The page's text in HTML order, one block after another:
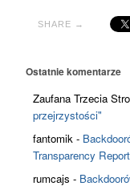
SHARE →
Ostatnie komentarze
Zaufana Trzecia
przejrzystości"
fantomik -
Transparency
rumcajs -